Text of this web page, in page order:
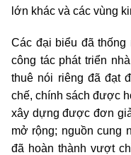
lớn khác và các vùng
Các đại biểu đã thống
công tác phát triển
thuê nói riêng đã đạt
chế, chính sách được
xây dựng được đơn
mở rộng; nguồn cung
đã hoàn thành vượt